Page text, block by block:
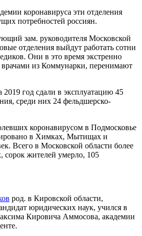
коронавируса эти отделения
потребностей россиян.
зам. руководителя Московской
отделения выйдут работать сотни
Они в это время экстренно
из Коммунарки, перенимают
2019 год сдали в эксплуатацию 45
среди них 24 фельдшерско-
коронавирусом в Подмосковье
в Химках, Мытищах и
Всего в Московской области более
сорок жителей умерло, 105
род. в Кировской области,
юридических наук, учился в
Кировича Аммосова, академии